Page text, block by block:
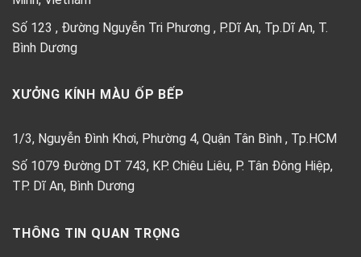
Số 123 , Đường Nguyễn Tri Phương , P.Dĩ An, Tp.Dĩ An, T.
Bình Dương
XƯỞNG KÍNH MÀU ỐP BẾP
1/3, Nguyễn Đình Khơi, Phường 4, Quận Tân Bình , Tp.HCM
Số 1079 Đường DT 743, KP. Chiêu Liêu, P. Tân Đông Hiệp,
TP. Dĩ An, Bình Dương
THÔNG TIN QUAN TRỌNG